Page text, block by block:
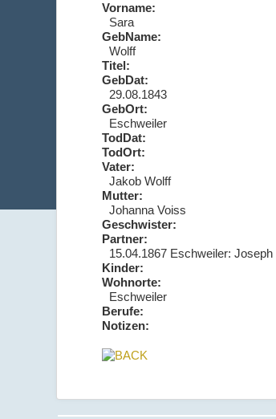
Vorname:
Sara
GebName:
Wolff
Titel:
GebDat:
29.08.1843
GebOrt:
Eschweiler
TodDat:
TodOrt:
Vater:
Jakob Wolff
Mutter:
Johanna Voiss
Geschwister:
Partner:
15.04.1867 Eschweiler:
Kinder:
Wohnorte:
Eschweiler
Berufe:
Notizen: